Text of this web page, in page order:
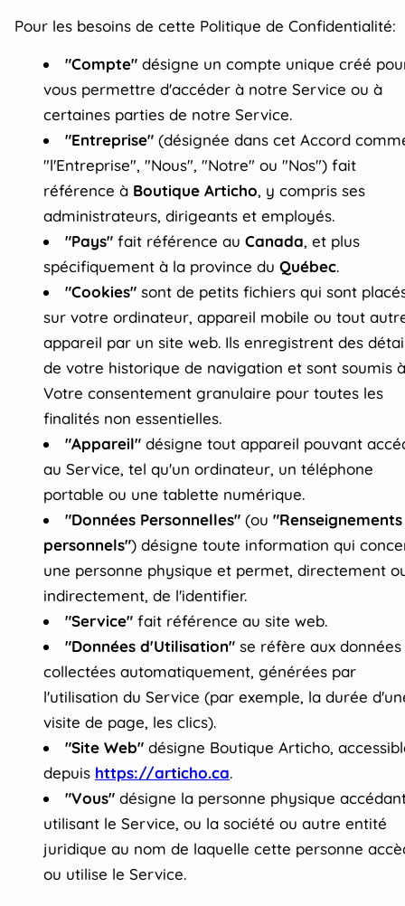
Pour les besoins de cette Politique de Confidentialité:
"Compte" désigne un compte unique créé
vous permettre d'accéder à notre Service ou à
certaines parties de notre Service.
"Entreprise" (désignée dans cet Accord
"l'Entreprise", "Nous", "Notre" ou "Nos") fait
référence à Boutique Articho, y compris ses
administrateurs, dirigeants et employés.
"Pays" fait référence au Canada, et plus
spécifiquement à la province du Québec.
"Cookies" sont de petits fichiers qui sont
sur votre ordinateur, appareil mobile ou tout
appareil par un site web. Ils enregistrent des
de votre historique de navigation et sont soumis à
Votre consentement granulaire pour toutes les
finalités non essentielles.
"Appareil" désigne tout appareil pouvant
au Service, tel qu'un ordinateur, un téléphone
portable ou une tablette numérique.
"Données Personnelles" (ou "Renseignements
personnels") désigne toute information qui
une personne physique et permet, directement
indirectement, de l'identifier.
"Service" fait référence au site web.
"Données d'Utilisation" se réfère aux données
collectées automatiquement, générées par
l'utilisation du Service (par exemple, la durée
visite de page, les clics).
"Site Web" désigne Boutique Articho,
depuis https://articho.ca.
"Vous" désigne la personne physique
utilisant le Service, ou la société ou autre entité
juridique au nom de laquelle cette personne
ou utilise le Service.